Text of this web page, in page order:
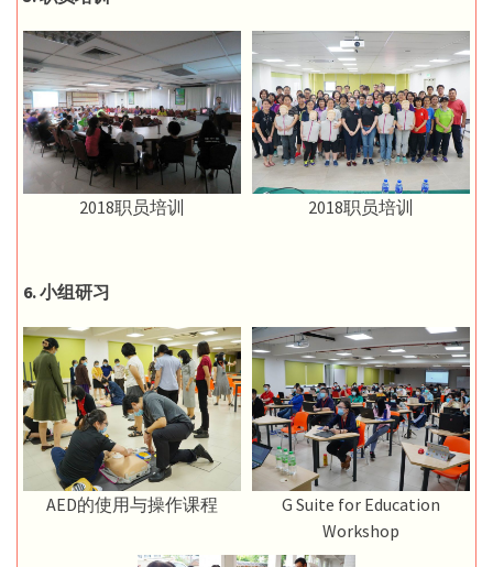
2018职员培训 2018职员培训
6. 小组研习
AED的使用与操作课程
G Suite for Education
Workshop